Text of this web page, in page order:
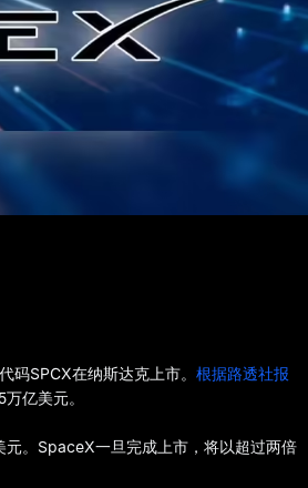
SPCX在纳斯达克上市。 根据路透社报
亿美元。
。SpaceX一旦完成上市，将以超过两倍